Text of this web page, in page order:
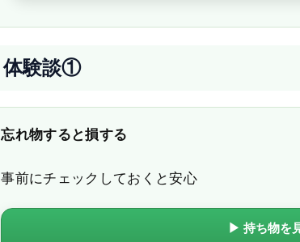
体験談①
忘れ物すると損する
事前にチェックしておくと安心
▶ 持ち物を